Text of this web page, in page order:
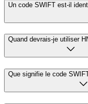
Un code SWIFT est-il
Quand devrais-je utiliser
Que signifie le code